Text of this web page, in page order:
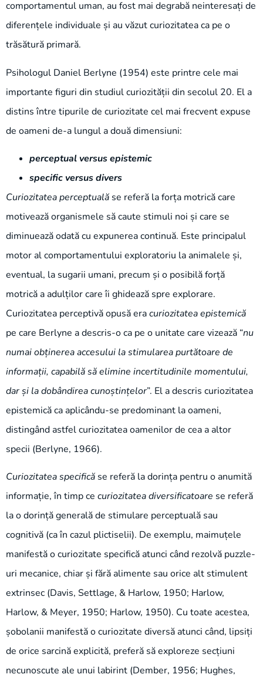
comportamentul uman, au fost mai degrabă neinteresați de
diferențele individuale și au văzut curiozitatea ca pe o
trăsătură primară.
Psihologul Daniel Berlyne (1954) este printre cele mai
importante figuri din studiul curiozității din secolul 20. El a
distins între tipurile de curiozitate cel mai frecvent expuse
de oameni de-a lungul a două dimensiuni:
perceptual versus epistemic
specific versus divers
Curiozitatea perceptuală se referă la forța motrică care
motivează organismele să caute stimuli noi și care se
diminuează odată cu expunerea continuă. Este principalul
motor al comportamentului exploratoriu la animalele și,
eventual, la sugarii umani, precum și o posibilă forță
motrică a adulților care îi ghidează spre explorare.
Curiozitatea perceptivă opusă eracuriozitatea epistemică
pe care Berlyne a descris-o ca pe o unitate care vizează “nu
numai obținerea accesului la stimularea purtătoare de
informații, capabilă să elimine incertitudinile momentului,
dar și la dobândirea cunoștințelor”. El a descris curiozitatea
epistemică ca aplicându-se predominant la oameni,
distingând astfel curiozitatea oamenilor de cea a altor
specii (Berlyne, 1966).
Curiozitatea specifică se referă la dorința pentru o anumită
informație, în timp ce curiozitatea diversificatoare se referă
la o dorință generală de stimulare perceptuală sau
cognitivă (ca în cazul plictiselii). De exemplu, maimuțele
manifestă o curiozitate specifică atunci când rezolvă puzzle-
uri mecanice, chiar și fără alimente sau orice alt stimulent
extrinsec (Davis, Settlage, & Harlow, 1950; Harlow,
Harlow, & Meyer, 1950; Harlow, 1950). Cu toate acestea,
șobolanii manifestă o curiozitate diversă atunci când, lipsiți
de orice sarcină explicită, preferă să exploreze secțiuni
necunoscute ale unui labirint (Dember, 1956; Hughes,